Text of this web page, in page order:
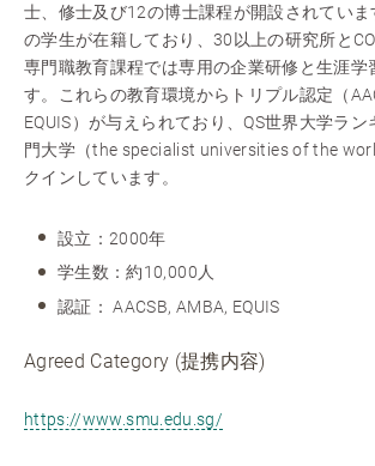
士、修士及び12の博士課程が開設されてい
の学生が在籍しており、30以上の研究所と
専門職教育課程では専用の企業研修と生涯学
す。これらの教育環境からトリプル認定（
EQUIS）が与えられており、QS世界大学ラ
門大学（the specialist universities of the
クインしています。
設立：2000年
学生数：約10,000人
認証： AACSB, AMBA, EQUIS
Agreed Category (提携内容)
https://www.smu.edu.sg/